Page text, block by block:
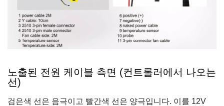
노출된 전원 케이블 측면 (컨트롤러에서 나오는
선)
검은색 선은 음극이고 빨간색 선은 양극입니다. 이를 12V